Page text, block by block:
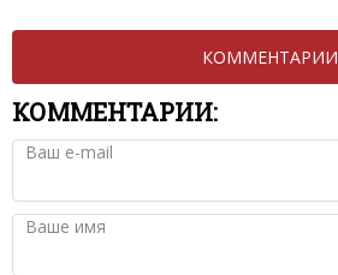
КОММЕНТАРИИ
КОММЕНТАРИИ:
Ваш e-mail
Ваше имя